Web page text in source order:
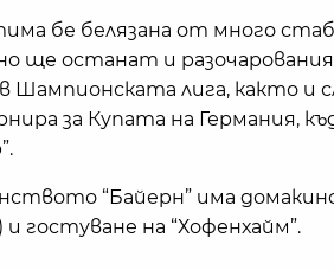
бе белязана от много
ще останат и
Шампионската лига, както и
за Купата на Германия,
“Байерн” има
и гостуване на “Хофенхайм”.